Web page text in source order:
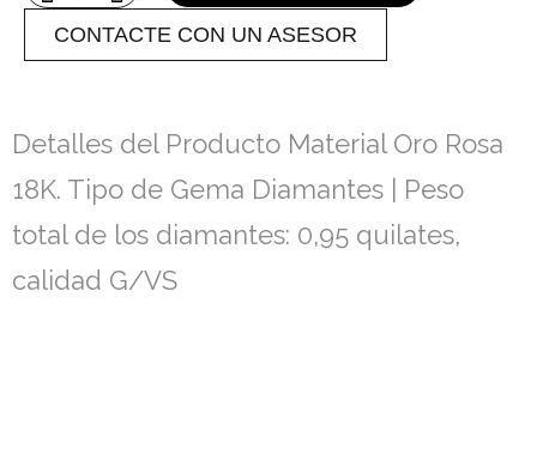
CONTACTE CON UN ASESOR
Detalles del Producto Material Oro Rosa
18K. Tipo de Gema Diamantes | Peso
total de los diamantes: 0,95 quilates,
calidad G/VS